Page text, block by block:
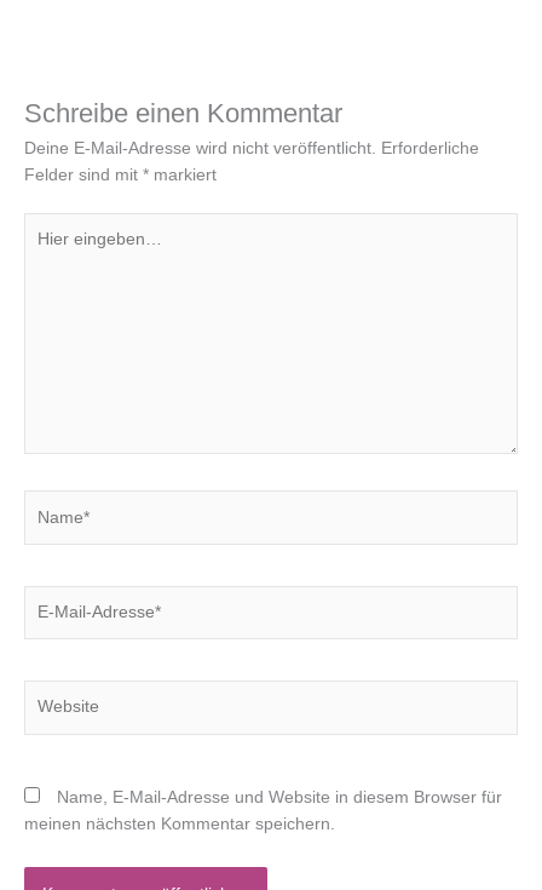
Schreibe einen Kommentar
Deine E-Mail-Adresse wird nicht veröffentlicht. Erforderliche
Felder sind mit * markiert
eingeben…
Mail-
Name, E-Mail-Adresse und Website in diesem Browser für
meinen nächsten Kommentar speichern.